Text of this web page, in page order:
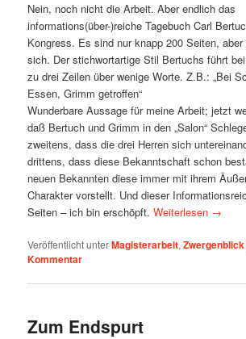
Nein, noch nicht die Arbeit. Aber endlich das
informations(über-)reiche Tagebuch Carl
Kongress. Es sind nur knapp 200 Seiten,
sich. Der stichwortartige Stil Bertuchs führt
zu drei Zeilen über wenige Worte. Z.B.: „Bei
Essen, Grimm getroffen“
Wunderbare Aussage für meine Arbeit; jetzt
daß Bertuch und Grimm in den „Salon“
zweitens, dass die drei Herren sich
drittens, dass diese Bekanntschaft schon
neuen Bekannten diese immer mit ihrem
Charakter vorstellt. Und dieser
Seiten – ich bin erschöpft.Weiterlesen →
Veröffentlicht unterMagisterarbeit,Zwergenblick
Kommentar
Zum Endspurt